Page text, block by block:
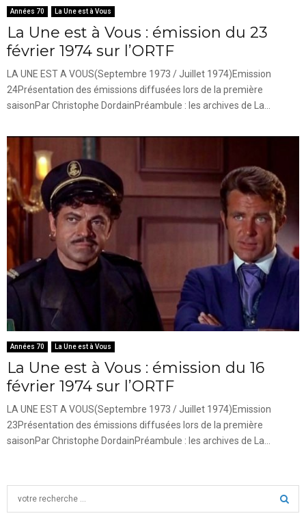
Années 70 La Une est à Vous
La Une est à Vous : émission du 23
février 1974 sur l’ORTF
LA UNE EST A VOUS(Septembre 1973 / Juillet 1974)Emission
24Présentation des émissions diffusées lors de la première
saisonPar Christophe DordainPréambule : les archives de La...
Années 70 La Une est à Vous
La Une est à Vous : émission du 16
février 1974 sur l’ORTF
LA UNE EST A VOUS(Septembre 1973 / Juillet 1974)Emission
23Présentation des émissions diffusées lors de la première
saisonPar Christophe DordainPréambule : les archives de La...